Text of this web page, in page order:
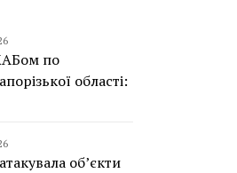
по
області:
об’єкти